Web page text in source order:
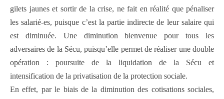
gilets jaunes et sortir de la crise, ne fait en réalité que pénaliser
les salarié-es, puisque c’est la partie indirecte de leur salaire qui
est diminuée. Une diminution bienvenue pour tous les
adversaires de la Sécu, puisqu’elle permet de réaliser une double
opération : poursuite de la liquidation de la Sécu et
intensification de la privatisation de la protection sociale.
En effet, par le biais de la diminution des cotisations sociales,